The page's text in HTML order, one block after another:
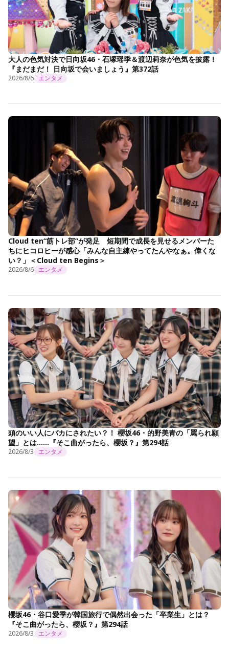
大人の色気対決で日向坂46・石塚瑶季＆渡辺莉奈が色気を披露！
『まだまだ！ 日向坂で会いましょう』第372話
2026/8/6 エンタメ
Cloud ten“筋トレ部”が発足 短期間で成長を見せるメンバーた
ちにヒコロヒーが感心「みんな自主練やってたんやなぁ。偉くな
い？」＜Cloud ten Begins＞
2026/8/6 エンタメ
頭のいい人にバカにされたい？！ 櫻坂46・的野美青の「罵られ願
望」とは……『そこ曲がったら、櫻坂？』第294話
2026/8/3 エンタメ
櫻坂46・谷口愛季が韓国旅行で偶然出会った「卒業生」とは？
『そこ曲がったら、櫻坂？』第294話
2026/8/3 エンタメ